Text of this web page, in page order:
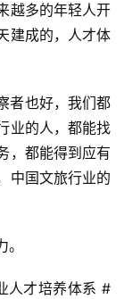
越多的年轻人开
建成的，人才体
者也好，我们都
业的人，都能找
，都能得到应有
中国文旅行业的
人才培养体系 #